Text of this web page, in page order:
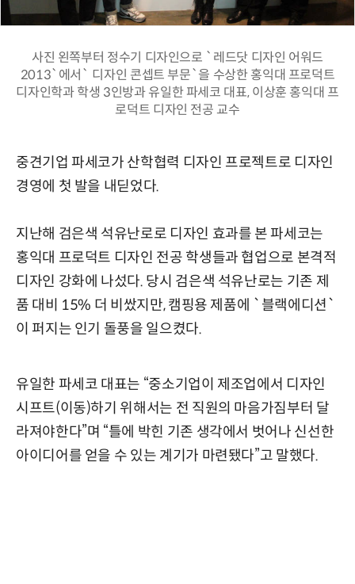
사진 왼쪽부터 정수기 디자인으로 `레드닷 디자인 어워드
2013`에서` 디자인 콘셉트 부문`을 수상한 홍익대 프로덕트
디자인학과 학생 3인방과 유일한 파세코 대표, 이상훈 홍익대 프
로덕트 디자인 전공 교수
중견기업 파세코가 산학협력 디자인 프로젝트로 디자인
경영에 첫 발을 내딛었다.
지난해 검은색 석유난로로 디자인 효과를 본 파세코는
홍익대 프로덕트 디자인 전공 학생들과 협업으로 본격적
디자인 강화에 나섰다. 당시 검은색 석유난로는 기존 제
품 대비 15% 더 비쌌지만, 캠핑용 제품에 `블랙에디션`
이 퍼지는 인기 돌풍을 일으켰다.
유일한 파세코 대표는 “중소기업이 제조업에서 디자인
시프트(이동)하기 위해서는 전 직원의 마음가짐부터 달
라져야한다”며 “틀에 박힌 기존 생각에서 벗어나 신선한
아이디어를 얻을 수 있는 계기가 마련됐다”고 말했다.